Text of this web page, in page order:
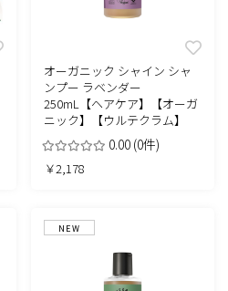
オーガニック シャイン シャ
ンプー ラベンダー
250mL【ヘアケア】【オーガ
ニック】【ウルテクラム】
0.00 (0件)
￥2,178
NEW